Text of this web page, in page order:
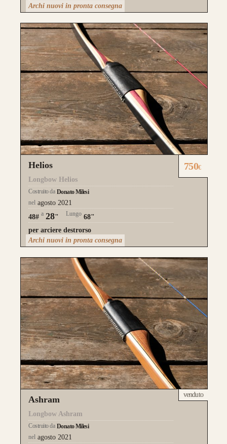
Archi nuovi in pronta consegna
Helios
Longbow Helios
Costruito da Donato Milesi
nel agosto 2021
48# a 28" Lungo 68"
per arciere destrorso
750€
Archi nuovi in pronta consegna
Ashram
Longbow Ashram
Costruito da Donato Milesi
nel agosto 2021
venduto